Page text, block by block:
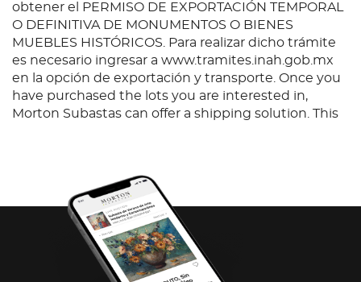
obtener el PERMISO DE EXPORTACIÓN TEMPORAL
O DEFINITIVA DE MONUMENTOS O BIENES
MUEBLES HISTÓRICOS. Para realizar dicho trámite
es necesario ingresar a www.tramites.inah.gob.mx
en la opción de exportación y transporte. Once you
have purchased the lots you are interested in,
Morton Subastas can offer a shipping solution. This